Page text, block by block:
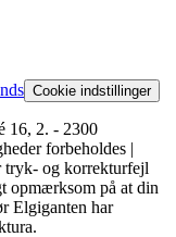
Cookie indstillinger
16, 2. - 2300
forbeholdes |
tryk- og korrekturfejl
opmærksom på at din
Elgiganten har